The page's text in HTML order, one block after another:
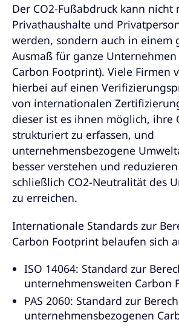
Der CO2-Fußabdruck kann nicht
Privathaushalte und
werden, sondern auch in einem
Ausmaß für ganze
Carbon Footprint). Viele Firmen
hierbei auf einen
von internationalen
dieser ist es ihnen möglich, ihre
strukturiert zu erfassen, und
unternehmensbezogene
besser verstehen und
schließlich CO2-Neutralität des
zu erreichen.
Internationale Standards zur
Carbon Footprint belaufen sich
ISO 14064: Standard zur
unternehmensweiten Carbon
PAS 2060: Standard zur
unternehmensbezogenen